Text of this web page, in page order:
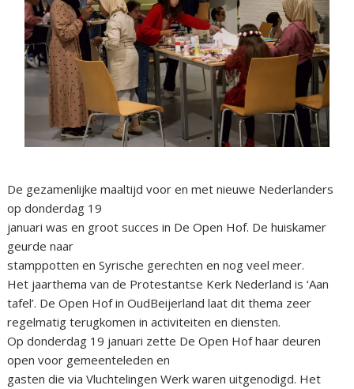
De gezamenlijke maaltijd voor en met nieuwe Nederlanders
op donderdag 19
januari was en groot succes in De Open Hof. De huiskamer
geurde naar
stamppotten en Syrische gerechten en nog veel meer.
Het jaarthema van de Protestantse Kerk Nederland is ‘Aan
tafel’. De Open Hof in OudBeijerland laat dit thema zeer
regelmatig terugkomen in activiteiten en diensten.
Op donderdag 19 januari zette De Open Hof haar deuren
open voor gemeenteleden en
gasten die via Vluchtelingen Werk waren uitgenodigd. Het